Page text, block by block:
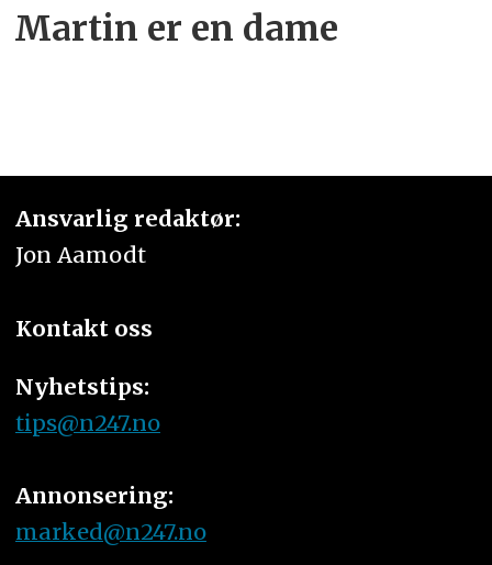
Martin er en dame
Ansvarlig redaktør:
Jon Aamodt
Kontakt oss
Nyhetstips:
tips@n247.no
Annonsering:
marked@n247.no